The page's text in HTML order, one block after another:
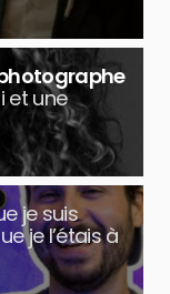
et une
je suis
je l’étais à